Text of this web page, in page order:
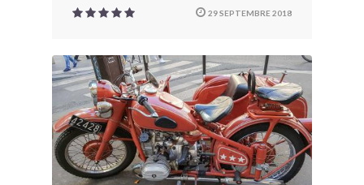
29 SEPTEMBRE 2018